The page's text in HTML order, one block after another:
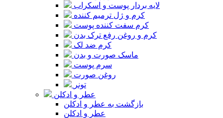
لایه بردار پوست و اسکراب
کرم و ژل ترمیم کننده
کرم سفت کننده پوست
کرم و روغن رفع ترک بدن
کرم ضد لک
ماسک صورت و بدن
سرم پوست
روغن صورت
تونر
عطر و ادکلن
بازگشت به عطر و ادکلن
عطر و ادکلن